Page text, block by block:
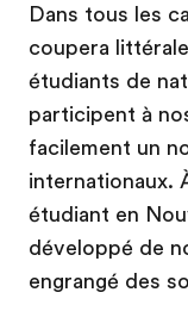
Dans tous les
coupera
étudiants de
participent à
facilement un
internationaux.
étudiant en
développé de
engrangé des